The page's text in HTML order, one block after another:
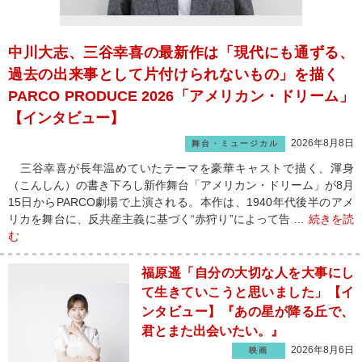
中川大志、三谷幸喜の最新作は「現代にも通ずる、
過去の出来事として片付けられないもの」を描く
PARCO PRODUCE 2026「アメリカン・ドリーム」
【インタビュー】
舞台・ミュージカル 2026年8月8日
三谷幸喜が長年温めていたテーマを豪華キャストで描く、渾身
（こんしん）の書き下ろし新作舞台「アメリカン・ドリーム」が8月
15日からPARCO劇場で上演される。本作は、1940年代後半のアメ
リカを舞台に、反共産主義に基づく“赤狩り”によって告 … 続きを読
む
福原遥「自分の大切な人を大事にし
て生きていこうと思いました」【イ
ンタビュー】『あの星が降る丘で、
君とまた出会いたい。』
映画 2026年8月6日